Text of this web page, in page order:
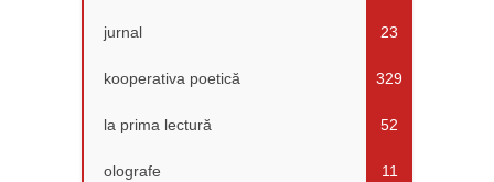
jurnal 23
kooperativa poetică 329
la prima lectură 52
olografe 11